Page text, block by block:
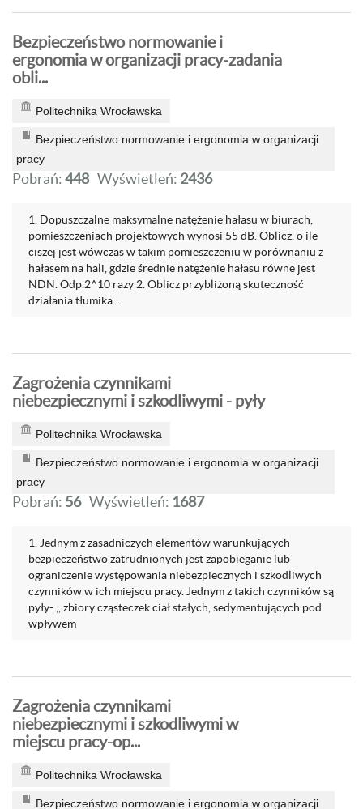
Bezpieczeństwo normowanie i
ergonomia w organizacji pracy-zadania
obli...
Politechnika Wrocławska
Bezpieczeństwo normowanie i ergonomia w organizacji
pracy
Pobrań:448 Wyświetleń: 2436
1. Dopuszczalne maksymalne natężenie hałasu w biurach,
pomieszczeniach projektowych wynosi 55 dB. Oblicz, o ile
ciszej jest wówczas w takim pomieszczeniu w porównaniu z
hałasem na hali, gdzie średnie natężenie hałasu równe jest
NDN. Odp.2^10 razy 2. Oblicz przybliżoną skuteczność
działania tłumika...
Zagrożenia czynnikami
niebezpiecznymi i szkodliwymi - pyły
Politechnika Wrocławska
Bezpieczeństwo normowanie i ergonomia w organizacji
pracy
Pobrań: 56 Wyświetleń: 1687
1. Jednym z zasadniczych elementów warunkujących
bezpieczeństwo zatrudnionych jest zapobieganie lub
ograniczenie występowania niebezpiecznych i szkodliwych
czynników w ich miejscu pracy. Jednym z takich czynników są
pyły- ,, zbiory cząsteczek ciał stałych, sedymentujących pod
wpływem
Zagrożenia czynnikami
niebezpiecznymi i szkodliwymi w
miejscu pracy-op...
Politechnika Wrocławska
Bezpieczeństwo normowanie i ergonomia w organizacji